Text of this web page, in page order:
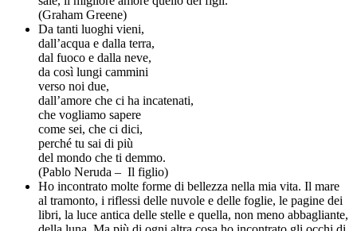
(Graham Greene)
Da tanti luoghi vieni,
dall’acqua e dalla terra,
dal fuoco e dalla neve,
da così lungi cammini
verso noi due,
dall’amore che ci ha incatenati,
che vogliamo sapere
come sei, che ci dici,
perché tu sai di più
del mondo che ti demmo.
(Pablo Neruda – Il figlio)
Ho incontrato molte forme di bellezza nella mia vita. Il mare
al tramonto, i riflessi delle nuvole e delle foglie, le pagine dei
libri, la luce antica delle stelle e quella, non meno abbagliante,